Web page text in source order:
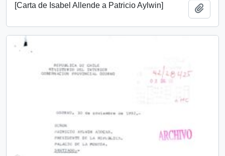
[Carta de Isabel Allende a Patricio Aylwin]